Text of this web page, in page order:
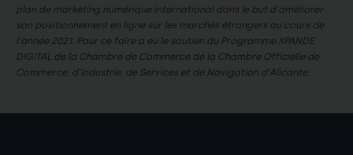
plan de marketing numérique international dans le but d'améliorer
son positionnement en ligne sur les marchés étrangers au cours de
l'année 2021. Pour ce faire a eu le soutien du Programme XPANDE
DIGITAL de la Chambre de Commerce de la Chambre Officielle de
Commerce, d'Industrie, de Services et de Navigation d'Alicante.